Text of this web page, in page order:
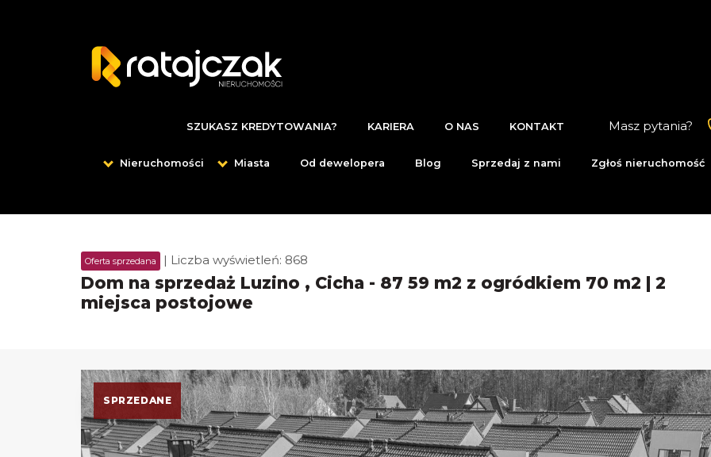
Masz pytania?
SZUKASZ KREDYTOWANIA? KARIERA O NAS KONTAKT
Nieruchomości Miasta Od dewelopera Blog Sprzedaj z nami Zgłoś nieruchomość
Oferta sprzedana | Liczba wyświetleń: 868
Dom na sprzedaż Luzino , Cicha - 87 59 m2 z ogródkiem 70 m2 | 2
miejsca postojowe
SPRZEDANE